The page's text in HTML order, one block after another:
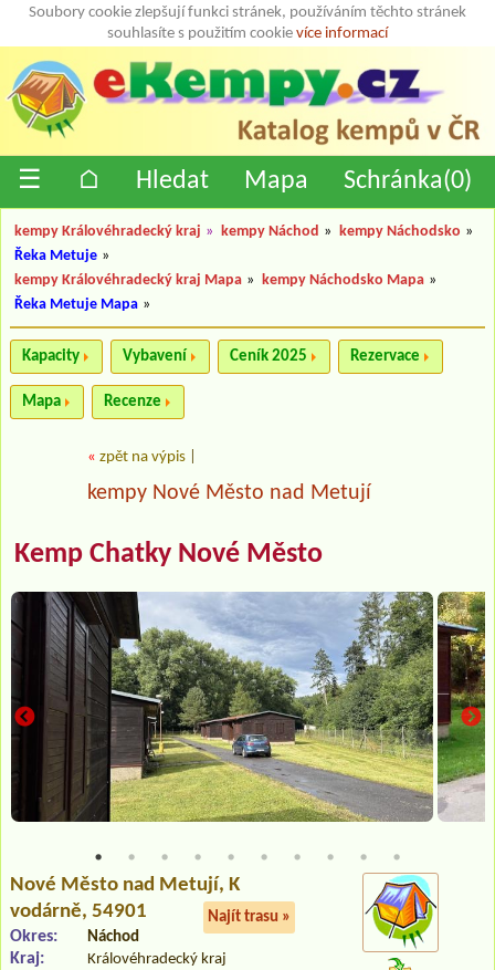
Soubory cookie zlepšují funkci stránek, používáním těchto stránek
souhlasíte s použitím cookie více informací
☰ ⌂ Hledat Mapa Schránka(0)
kempy Královéhradecký kraj » kempy Náchod » kempy Náchodsko »
Řeka Metuje »
kempy Královéhradecký kraj Mapa » kempy Náchodsko Mapa »
Řeka Metuje Mapa »
Kapacity Vybavení Ceník 2025 Rezervace
Mapa Recenze
« zpět na výpis
kempy Nové Město nad Metují
Kemp Chatky Nové Město
Nové Město nad Metují, K
vodárně, 54901
Najít trasu »
Okres: Náchod
Kraj: Královéhradecký kraj